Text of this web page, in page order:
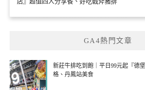
GA4熱門文章
新莊牛排吃到飽｜平日99元起『德
格、丹鳳站美食